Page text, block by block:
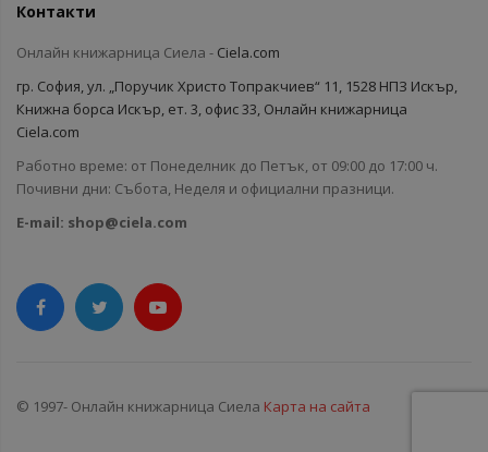
Контакти
Онлайн книжарница Сиела - Ciela.com
гр. София, ул. „Поручик Христо Топракчиев“ 11, 1528 НПЗ Искър,
Книжна борса Искър, ет. 3, офис 33, Онлайн книжарница
Ciela.com
Работно време: от Понеделник до Петък, от 09:00 до 17:00 ч.
Почивни дни: Събота, Неделя и официални празници.
E-mail: shop@ciela.com
© 1997- Онлайн книжарница Сиела Карта на сайта